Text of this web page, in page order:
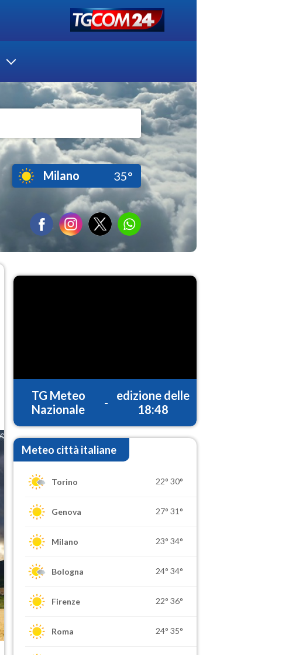
Milano 35°
TG Meteo
Nazionale
-
edizione delle
18:48
Meteo città italiane
Torino 22° 30°
Genova 27° 31°
Milano 23° 34°
Bologna 24° 34°
Firenze 22° 36°
Roma 24° 35°